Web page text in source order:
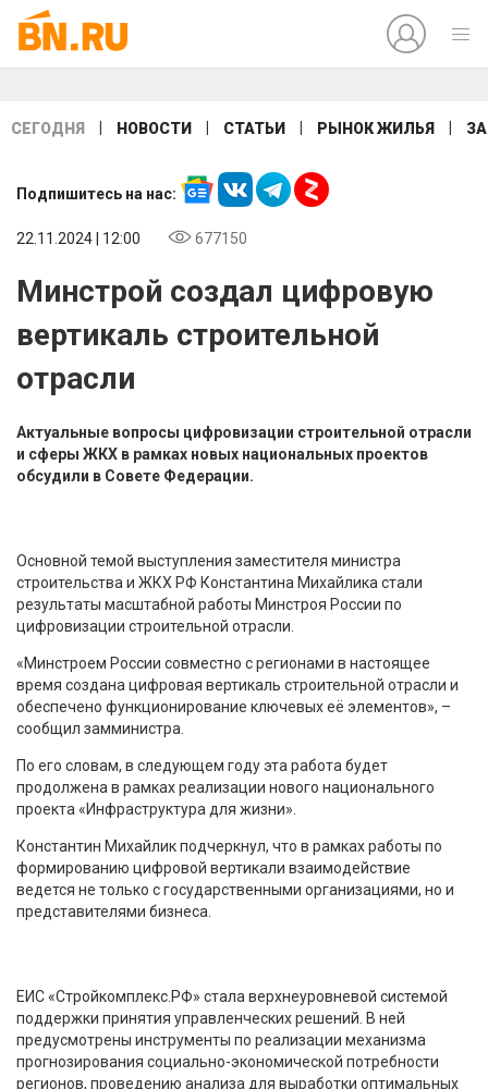
СЕГОДНЯ НОВОСТИ СТАТЬИ РЫНОК ЖИЛЬЯ
Подпишитесь на нас:
22.11.2024 | 12:00 677150
Минстрой создал цифровую
вертикаль строительной
отрасли
Актуальные вопросы цифровизации строительной отрасли
и сферы ЖКХ в рамках новых национальных проектов
обсудили в Совете Федерации.
Основной темой выступления заместителя министра
строительства и ЖКХ РФ Константина Михайлика стали
результаты масштабной работы Минстроя России по
цифровизации строительной отрасли.
«Минстроем России совместно с регионами в настоящее
время создана цифровая вертикаль строительной отрасли и
обеспечено функционирование ключевых её элементов», –
сообщил замминистра.
По его словам, в следующем году эта работа будет
продолжена в рамках реализации нового национального
проекта «Инфраструктура для жизни».
Константин Михайлик подчеркнул, что в рамках работы по
формированию цифровой вертикали взаимодействие
ведется не только с государственными организациями, но и
представителями бизнеса.
ЕИС «Стройкомплекс.РФ» стала верхнеуровневой системой
поддержки принятия управленческих решений. В ней
предусмотрены инструменты по реализации механизма
прогнозирования социально-экономической потребности
регионов, проведению анализа для выработки оптимальных